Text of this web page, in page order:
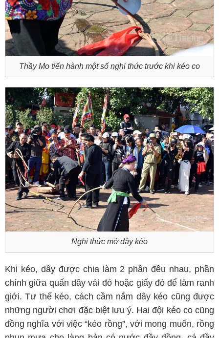
Thầy Mo tiến hành một số nghi thức trước khi kéo co
Nghi thức mở dây kéo
Khi kéo, dây được chia làm 2 phần đều nhau, phần
chính giữa quấn dây vải đỏ hoặc giấy đỏ để làm ranh
giới. Tư thế kéo, cách cầm nắm dây kéo cũng được
những người chơi đặc biệt lưu ý. Hai đội kéo co cũng
đồng nghĩa với việc “kéo rồng”, với mong muốn, rồng